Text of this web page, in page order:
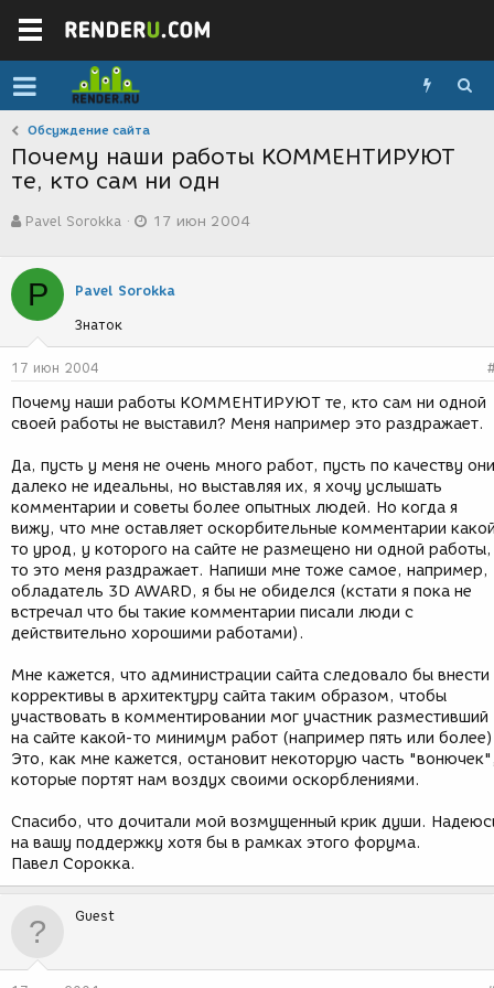
Обсуждение сайта
Почему наши работы КОММЕНТИРУЮТ
те, кто сам ни одн
в
о
р
т
е
м
ы
Pavel Sorokka
а
с
д
и
я
17 июн 2004
P Pavel Sorokka
Знаток
17 июн 2004
Почему наши работы КОММЕНТИРУЮТ те, кто сам ни одной
своей работы не выставил? Меня например это раздражает.
Да, пусть у меня не очень много работ, пусть по качеству они
далеко не идеальны, но выставляя их, я хочу услышать
комментарии и советы более опытных людей. Но когда я
вижу, что мне оставляет оскорбительные комментарии
то урод, у которого на сайте не размещено ни одной работы,
то это меня раздражает. Напиши мне тоже самое, например,
обладатель 3D AWARD, я бы не обиделся (кстати я пока не
встречал что бы такие комментарии писали люди с
действительно хорошими работами).
Мне кажется, что администрации сайта следовало бы внести
коррективы в архитектуру сайта таким образом, чтобы
участвовать в комментировании мог участник разместивший
на сайте какой-то минимум работ (например пять или
Это, как мне кажется, остановит некоторую часть
которые портят нам воздух своими оскорблениями.
Спасибо, что дочитали мой возмущенный крик души.
на вашу поддержку хотя бы в рамках этого форума.
Павел Сорокка.
Guest